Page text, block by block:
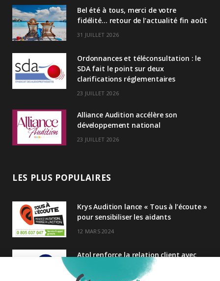
e
n
Bel été à tous, merci de votre
fidélité… retour de l’actualité fin août
31 JUILLET 2026
Ordonnances et téléconsultation : le
SDA fait le point sur deux
clarifications réglementaires
23 JUILLET 2026
Alliance Audition accélère son
développement national
23 JUILLET 2026
LES PLUS POPULAIRES
Krys Audition lance « Tous à l’écoute »
pour sensibiliser les aidants
12 MARS 2024
Atol renforce la relation client avec
une nouvelle campagne axée sur la
satisfaction